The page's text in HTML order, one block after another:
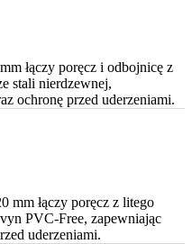
łączy poręcz i odbojnicę z
stali nierdzewnej,
ochronę przed uderzeniami.
mm łączy poręcz z litego
PVC-Free, zapewniając
uderzeniami.